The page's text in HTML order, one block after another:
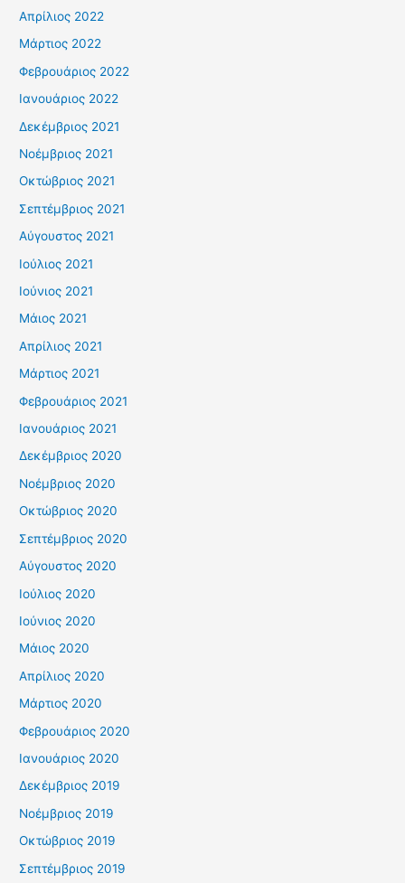
Απρίλιος 2022
Μάρτιος 2022
Φεβρουάριος 2022
Ιανουάριος 2022
Δεκέμβριος 2021
Νοέμβριος 2021
Οκτώβριος 2021
Σεπτέμβριος 2021
Αύγουστος 2021
Ιούλιος 2021
Ιούνιος 2021
Μάιος 2021
Απρίλιος 2021
Μάρτιος 2021
Φεβρουάριος 2021
Ιανουάριος 2021
Δεκέμβριος 2020
Νοέμβριος 2020
Οκτώβριος 2020
Σεπτέμβριος 2020
Αύγουστος 2020
Ιούλιος 2020
Ιούνιος 2020
Μάιος 2020
Απρίλιος 2020
Μάρτιος 2020
Φεβρουάριος 2020
Ιανουάριος 2020
Δεκέμβριος 2019
Νοέμβριος 2019
Οκτώβριος 2019
Σεπτέμβριος 2019